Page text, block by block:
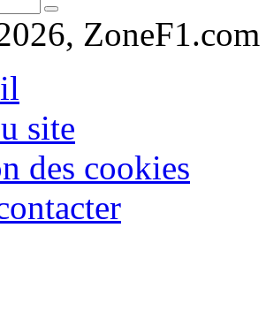
ZoneF1.com
site
des cookies